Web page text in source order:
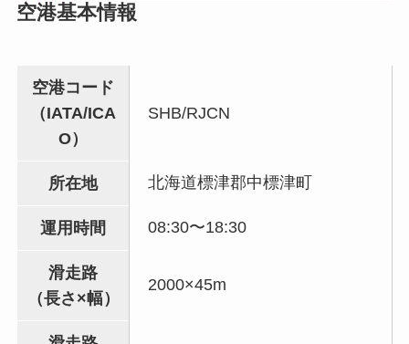
空港基本情報
空港コード
（IATA/ICA
O）
SHB/RJCN
所在地 北海道標津郡中標津町
運用時間 08:30〜18:30
滑走路
（長さ×幅）
2000×45m